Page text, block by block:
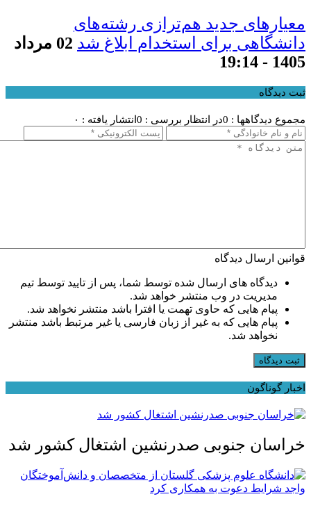
معیار‌های جدید هم‌ترازی رشته‌های
دانشگاهی برای استخدام ابلاغ شد
02 مرداد
1405 - 19:14
ثبت دیدگاه
مجموع دیدگاهها : 0 در انتظار بررسی : 0 انتشار یافته : ۰
قوانین ارسال دیدگاه
دیدگاه های ارسال شده توسط شما، پس از تایید توسط تیم
مدیریت در وب منتشر خواهد شد.
پیام هایی که حاوی تهمت یا افترا باشد منتشر نخواهد شد.
پیام هایی که به غیر از زبان فارسی یا غیر مرتبط باشد منتشر
نخواهد شد.
ثبت دیدگاه
اخبار گوناگون
خراسان جنوبی صدرنشین اشتغال کشور شد